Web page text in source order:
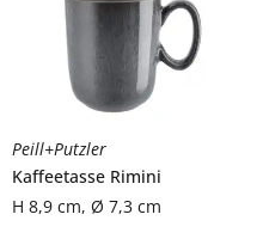
Peill+Putzler
Kaffeetasse Rimini
H 8,9 cm, Ø 7,3 cm